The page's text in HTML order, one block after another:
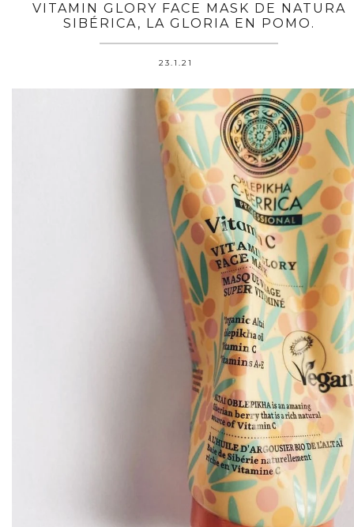
VITAMIN GLORY FACE MASK DE NATURA
SIBÉRICA, LA GLORIA EN POMO.
23.1.21